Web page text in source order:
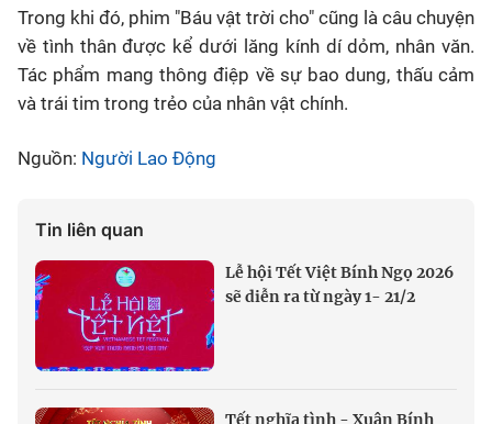
Trong khi đó, phim "Báu vật trời cho" cũng là câu chuyện
về tình thân được kể dưới lăng kính dí dỏm, nhân văn.
Tác phẩm mang thông điệp về sự bao dung, thấu cảm
và trái tim trong trẻo của nhân vật chính.
Nguồn: Người Lao Động
Tin liên quan
Lễ hội Tết Việt Bính Ngọ 2026
sẽ diễn ra từ ngày 1- 21/2